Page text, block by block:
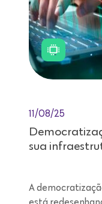
11/08/25
sua
A
está